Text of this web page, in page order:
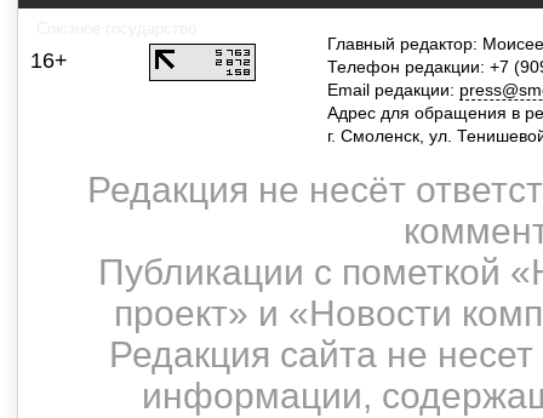
16+
Главный редактор:
Телефон редакции: +7
Email редакции:
Адрес для обращения в
г. Смоленск, ул.
Редакция не несёт
Публикации с пометкой
проект» и «Новости
Редакция сайта не
информации,